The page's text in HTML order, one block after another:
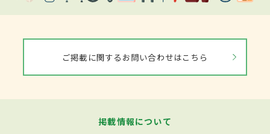
ご掲載に関するお問い合わせはこちら
掲載情報について